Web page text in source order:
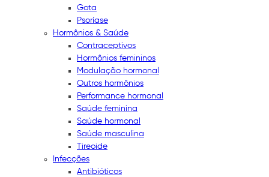
Gota
Psoríase
Hormônios & Saúde
Contraceptivos
Hormônios femininos
Modulação hormonal
Outros hormônios
Performance hormonal
Saúde feminina
Saúde hormonal
Saúde masculina
Tireoide
Infecções
Antibióticos